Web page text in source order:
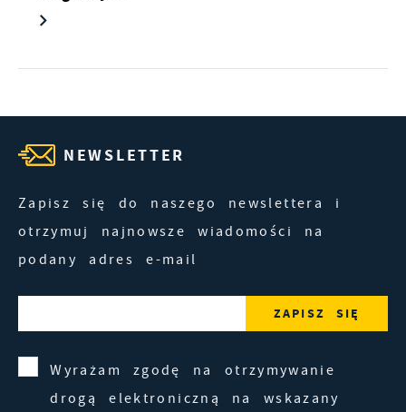
NEWSLETTER
Zapisz się do naszego newslettera i
otrzymuj najnowsze wiadomości na
podany adres e-mail
Wyrażam zgodę na otrzymywanie
drogą elektroniczną na wskazany